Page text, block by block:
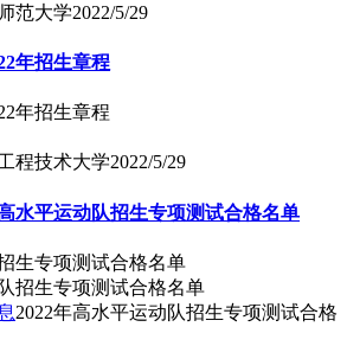
范大学2022/5/29
年招生章程
年招生章程
程技术大学2022/5/29
水平运动队招生专项测试合格名单
生专项测试合格名单
2022年高水平运动队招生专项测试合格